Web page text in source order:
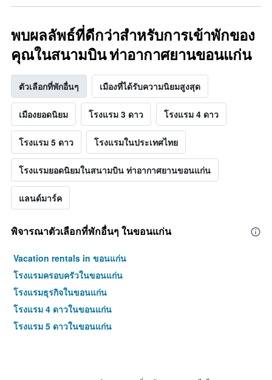
พบผลลัพธ์ที่ดีกว่าสำหรับการเข้าพักของ
คุณในสนามบิน ท่าอากาศยานขอนแก่น
ตัวเลือกที่พักอื่นๆ เมืองที่ได้รับความนิยมสูงสุด
เมืองยอดนิยม โรงแรม 3 ดาว โรงแรม 4 ดาว
โรงแรม 5 ดาว โรงแรมในประเทศไทย
โรงแรมยอดนิยมในสนามบิน ท่าอากาศยานขอนแก่น
แลนด์มาร์ค
พิจารณาตัวเลือกที่พักอื่นๆ ในขอนแก่น
Vacation rentals in ขอนแก่น
โรงแรมครอบครัวในขอนแก่น
โรงแรมธุรกิจในขอนแก่น
โรงแรม 4 ดาวในขอนแก่น
โรงแรม 5 ดาวในขอนแก่น